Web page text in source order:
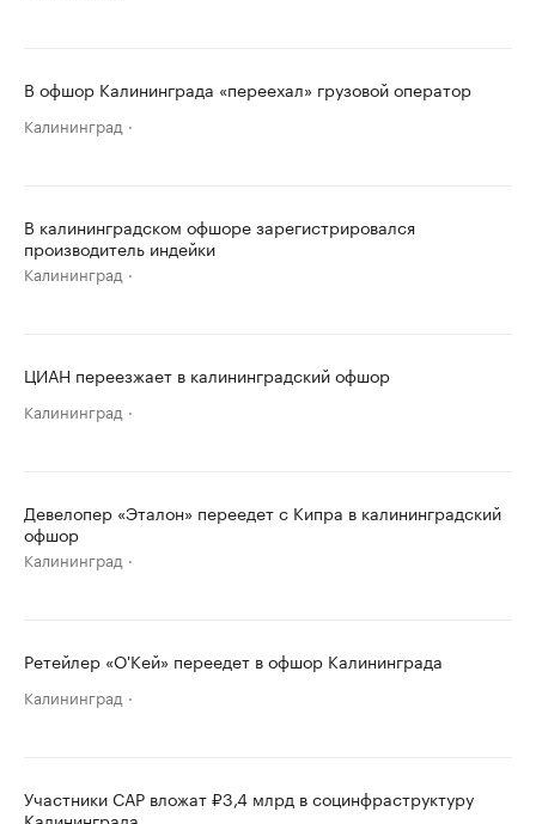
В офшор Калининграда «переехал» грузовой оператор
Калининград
В калининградском офшоре зарегистрировался
производитель индейки
Калининград
ЦИАН переезжает в калининградский офшор
Калининград
Девелопер «Эталон» переедет с Кипра в калининградский
офшор
Калининград
Ретейлер «О'Кей» переедет в офшор Калининграда
Калининград
Участники САР вложат ₽3,4 млрд в социнфраструктуру